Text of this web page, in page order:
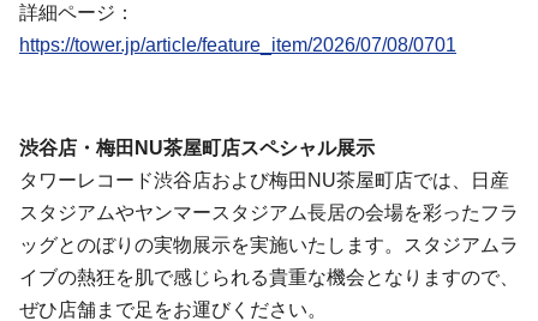
詳細ページ：
https://tower.jp/article/feature_item/2026/07/08/0701
渋谷店・梅田NU茶屋町店スペシャル展示
タワーレコード渋谷店および梅田NU茶屋町店では、日産
スタジアムやヤンマースタジアム長居の会場を彩ったフラ
ッグとのぼりの実物展示を実施いたします。スタジアムラ
イブの熱狂を肌で感じられる貴重な機会となりますので、
ぜひ店舗まで足をお運びください。